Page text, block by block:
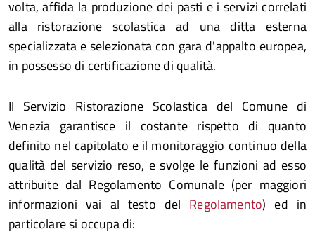
volta, affida la produzione dei pasti e i servizi correlati
alla ristorazione scolastica ad una ditta esterna
specializzata e selezionata con gara d'appalto europea,
in possesso di certificazione di qualità.
Il Servizio Ristorazione Scolastica del Comune di
Venezia garantisce il costante rispetto di quanto
definito nel capitolato e il monitoraggio continuo della
qualità del servizio reso, e svolge le funzioni ad esso
attribuite dal Regolamento Comunale (per maggiori
informazioni vai al testo del Regolamento) ed in
particolare si occupa di: